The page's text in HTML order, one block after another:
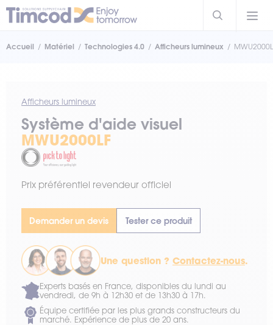
Accueil Matériel Technologies 4.0 Afficheurs lumineux
Afficheurs lumineux
Système d'aide visuel
MWU2000LF
Prix préférentiel revendeur officiel
Demander un devis Tester ce produit
Une question ? Contactez-nous.
Experts basés en France, disponibles du lundi au
vendredi, de 9h à 12h30 et de 13h30 à 17h.
Équipe certifiée par les plus grands constructeurs du
marché. Expérience de plus de 20 ans.